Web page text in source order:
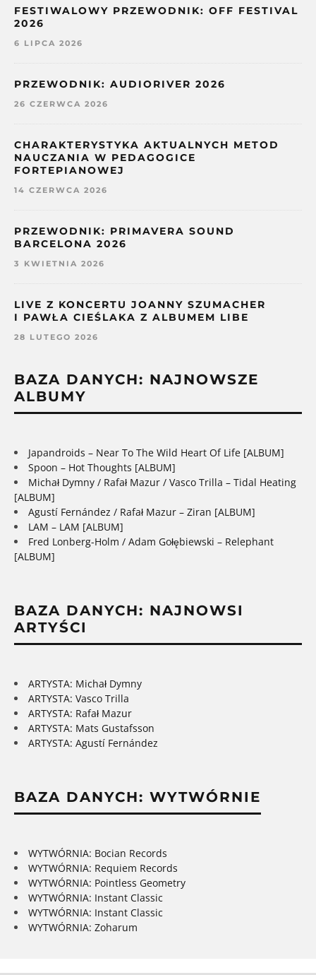
FESTIWALOWY PRZEWODNIK: OFF FESTIVAL
2026
6 LIPCA 2026
PRZEWODNIK: AUDIORIVER 2026
26 CZERWCA 2026
CHARAKTERYSTYKA AKTUALNYCH METOD
NAUCZANIA W PEDAGOGICE
FORTEPIANOWEJ
14 CZERWCA 2026
PRZEWODNIK: PRIMAVERA SOUND
BARCELONA 2026
3 KWIETNIA 2026
LIVE Z KONCERTU JOANNY SZUMACHER
I PAWŁA CIEŚLAKA Z ALBUMEM LIBE
28 LUTEGO 2026
BAZA DANYCH: NAJNOWSZE
ALBUMY
Japandroids – Near To The Wild Heart Of Life [ALBUM]
Spoon – Hot Thoughts [ALBUM]
Michał Dymny / Rafał Mazur / Vasco Trilla – Tidal Heating
[ALBUM]
Agustí Fernández / Rafał Mazur – Ziran [ALBUM]
LAM – LAM [ALBUM]
Fred Lonberg-Holm / Adam Gołębiewski – Relephant
[ALBUM]
BAZA DANYCH: NAJNOWSI
ARTYŚCI
ARTYSTA: Michał Dymny
ARTYSTA: Vasco Trilla
ARTYSTA: Rafał Mazur
ARTYSTA: Mats Gustafsson
ARTYSTA: Agustí Fernández
BAZA DANYCH: WYTWÓRNIE
WYTWÓRNIA: Bocian Records
WYTWÓRNIA: Requiem Records
WYTWÓRNIA: Pointless Geometry
WYTWÓRNIA: Instant Classic
WYTWÓRNIA: Instant Classic
WYTWÓRNIA: Zoharum